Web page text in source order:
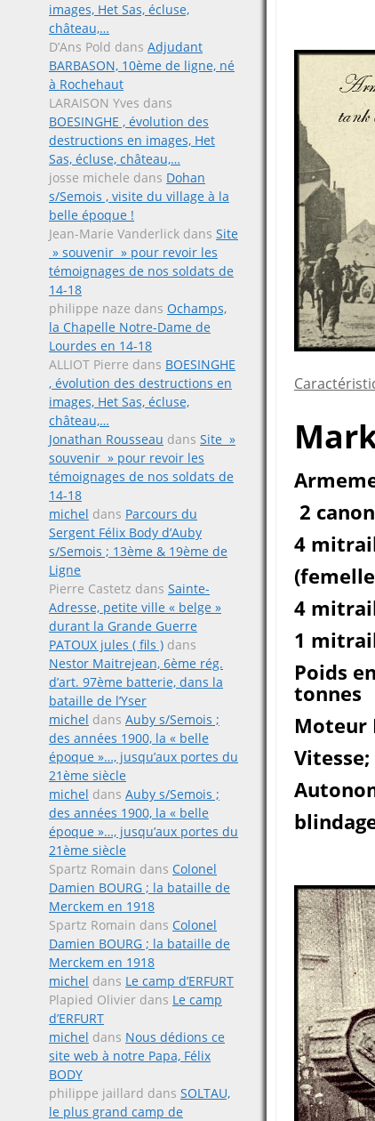
images, Het Sas, écluse,
château,…
D’Ans Pold dans Adjudant
BARBASON, 10ème de ligne, né
à Rochehaut
LARAISON Yves dans
BOESINGHE , évolution des
destructions en images, Het
Sas, écluse, château,…
josse michele dans Dohan
s/Semois , visite du village à la
belle époque !
Jean-Marie Vanderlick dans Site
» souvenir » pour revoir les
témoignages de nos soldats de
14-18
philippe naze dans Ochamps,
la Chapelle Notre-Dame de
Lourdes en 14-18
ALLIOT Pierre dans BOESINGHE
, évolution des destructions en
images, Het Sas, écluse,
château,…
Jonathan Rousseau dans Site »
souvenir » pour revoir les
témoignages de nos soldats de
14-18
michel dans Parcours du
Sergent Félix Body d’Auby
s/Semois ; 13ème & 19ème de
Ligne
Pierre Castetz dans Sainte-
Adresse, petite ville « belge »
durant la Grande Guerre
PATOUX jules ( fils ) dans
Nestor Maitrejean, 6ème rég.
d’art. 97ème batterie, dans la
bataille de l’Yser
michel dans Auby s/Semois ;
des années 1900, la « belle
époque »…, jusqu’aux portes du
21ème siècle
michel dans Auby s/Semois ;
des années 1900, la « belle
époque »…, jusqu’aux portes du
21ème siècle
Spartz Romain dans Colonel
Damien BOURG ; la bataille de
Merckem en 1918
Spartz Romain dans Colonel
Damien BOURG ; la bataille de
Merckem en 1918
michel dans Le camp d’ERFURT
Plapied Olivier dans Le camp
d’ERFURT
michel dans Nous dédions ce
site web à notre Papa, Félix
BODY
philippe jaillard dans SOLTAU,
le plus grand camp de
2
4
4
1
Poids
tonnes
Moteur